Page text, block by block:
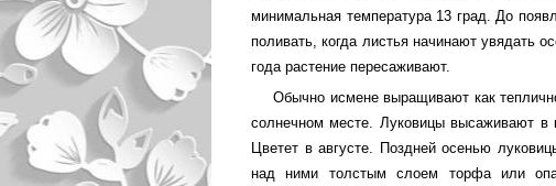
минимальная температура 13 град. До
поливать, когда листья начинают увядать
года растение пересаживают.
Обычно исмене выращивают как
солнечном месте. Луковицы высаживают в
Цветет в августе. Поздней осенью
над ними толстым слоем торфа или